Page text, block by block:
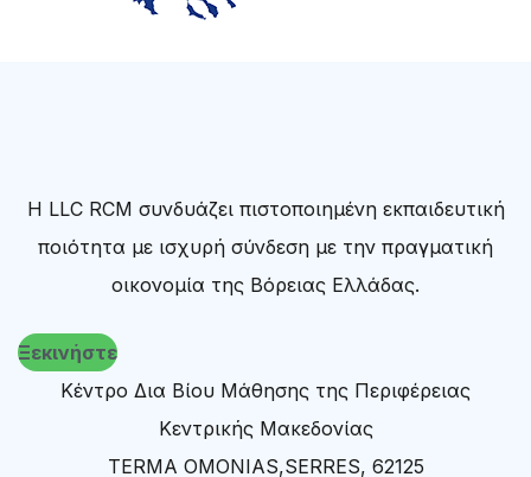
Η LLC RCM συνδυάζει πιστοποιημένη εκπαιδευτική
ποιότητα με ισχυρή σύνδεση με την πραγματική
οικονομία της Βόρειας Ελλάδας.
Ξεκινήστε
Κέντρο Δια Βίου Μάθησης της Περιφέρειας
Κεντρικής Μακεδονίας
TERMA OMONIAS,SERRES, 62125